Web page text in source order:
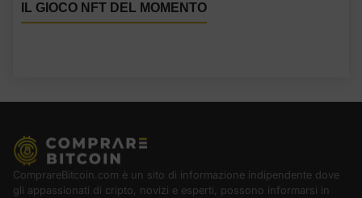
IL GIOCO NFT DEL MOMENTO
ComprareBitcoin.com è un sito di informazione indipendente dove
gli appassionati di cripto, novizi e esperti, possono informarsi in